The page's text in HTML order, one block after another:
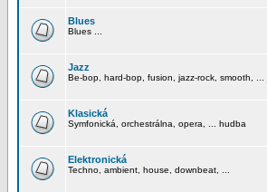
Blues
Blues ...
Jazz
Be-bop, hard-bop, fusion, jazz-rock, smooth, ...
Klasická
Symfonická, orchestrálna, opera, ... hudba
Elektronická
Techno, ambient, house, downbeat, ...